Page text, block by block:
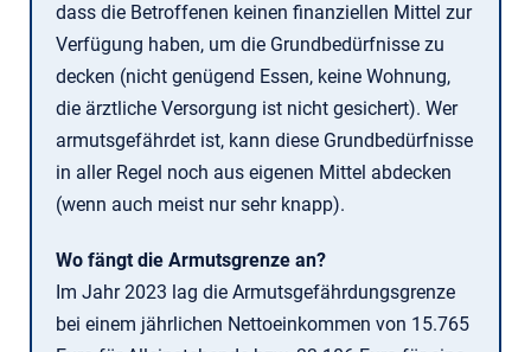
dass die Betroffenen keinen finanziellen Mittel zur
Verfügung haben, um die Grundbedürfnisse zu
decken (nicht genügend Essen, keine Wohnung,
die ärztliche Versorgung ist nicht gesichert). Wer
armutsgefährdet ist, kann diese Grundbedürfnisse
in aller Regel noch aus eigenen Mittel abdecken
(wenn auch meist nur sehr knapp).
Wo fängt die Armutsgrenze an?
Im Jahr 2023 lag die Armutsgefährdungsgrenze
bei einem jährlichen Nettoeinkommen von 15.765